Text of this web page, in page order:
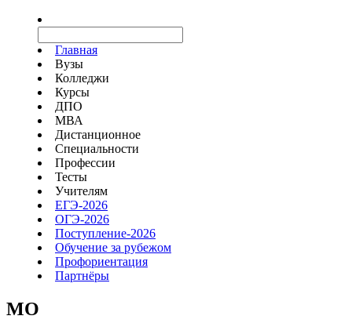
Главная
Вузы
Колледжи
Курсы
ДПО
МВА
Дистанционное
Специальности
Профессии
Тесты
Учителям
ЕГЭ-2026
ОГЭ-2026
Поступление-2026
Обучение за рубежом
Профориентация
Партнёры
MO